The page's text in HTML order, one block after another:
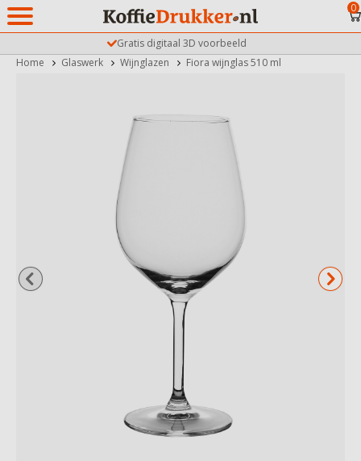
Gratis digitaal 3D voorbeeld
0
Home Glaswerk Wijnglazen Fiora wijnglas 510 ml